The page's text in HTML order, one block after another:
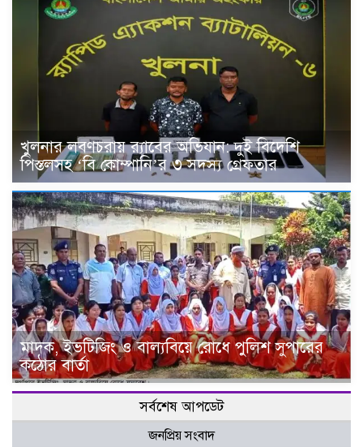
খুলনার লবণচরায় র‍্যাবের অভিযান: দুই বিদেশি
পিস্তলসহ ‘বি কোম্পানি’র ৩ সদস্য গ্রেফতার
মাদক, ইভটিজিং ও বাল্যবিয়ে রোধে পুলিশ সুপারের
কঠোর বার্তা
সর্বশেষ আপডেট
জনপ্রিয় সংবাদ